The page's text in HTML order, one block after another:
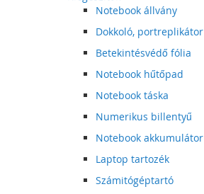
Notebook állvány
Dokkoló, portreplikátor
Betekintésvédő fólia
Notebook hűtőpad
Notebook táska
Numerikus billentyű
Notebook akkumulátor
Laptop tartozék
Számitógéptartó